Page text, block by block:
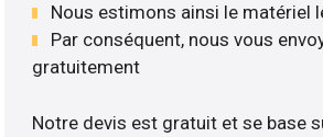
Nous estimons ainsi le matériel
Par conséquent, nous vous
gratuitement
Notre devis est gratuit et se base